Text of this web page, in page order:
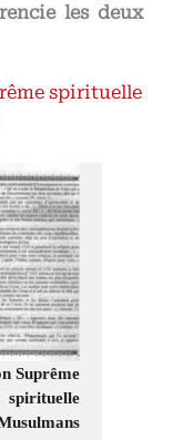
les deux
spirituelle
Suprême